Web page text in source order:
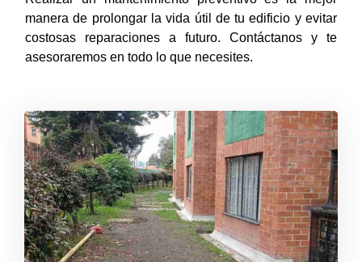
manera de prolongar la vida útil de tu edificio y evitar
costosas reparaciones a futuro. Contáctanos y te
asesoraremos en todo lo que necesites.